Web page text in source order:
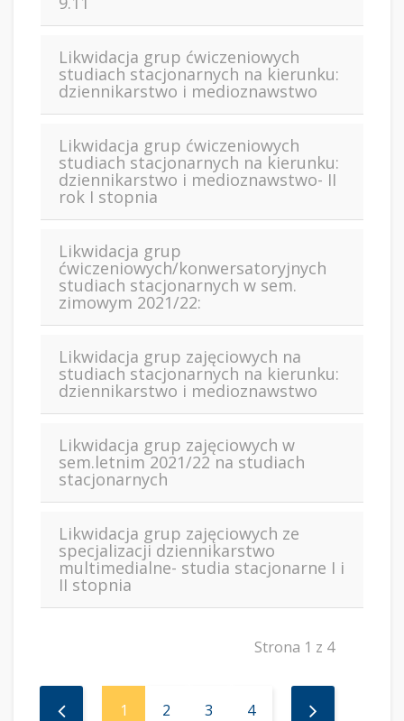
Likwidacja grup ćwiczeniowych
studiach stacjonarnych na kierunku:
dziennikarstwo i medioznawstwo
Likwidacja grup ćwiczeniowych
studiach stacjonarnych na kierunku:
dziennikarstwo i medioznawstwo- II
rok I stopnia
Likwidacja grup
ćwiczeniowych/konwersatoryjnych
studiach stacjonarnych w sem.
zimowym 2021/22:
Likwidacja grup zajęciowych na
studiach stacjonarnych na kierunku:
dziennikarstwo i medioznawstwo
Likwidacja grup zajęciowych w
sem.letnim 2021/22 na studiach
stacjonarnych
Likwidacja grup zajęciowych ze
specjalizacji dziennikarstwo
multimedialne- studia stacjonarne I i
II stopnia
Strona 1 z 4
1 2 3 4